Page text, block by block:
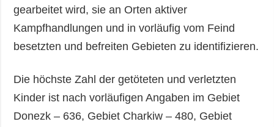
gearbeitet wird, sie an Orten aktiver
Kampfhandlungen und in vorläufig vom Feind
besetzten und befreiten Gebieten zu identifizieren.
Die höchste Zahl der getöteten und verletzten
Kinder ist nach vorläufigen Angaben im Gebiet
Donezk – 636, Gebiet Charkiw – 480, Gebiet